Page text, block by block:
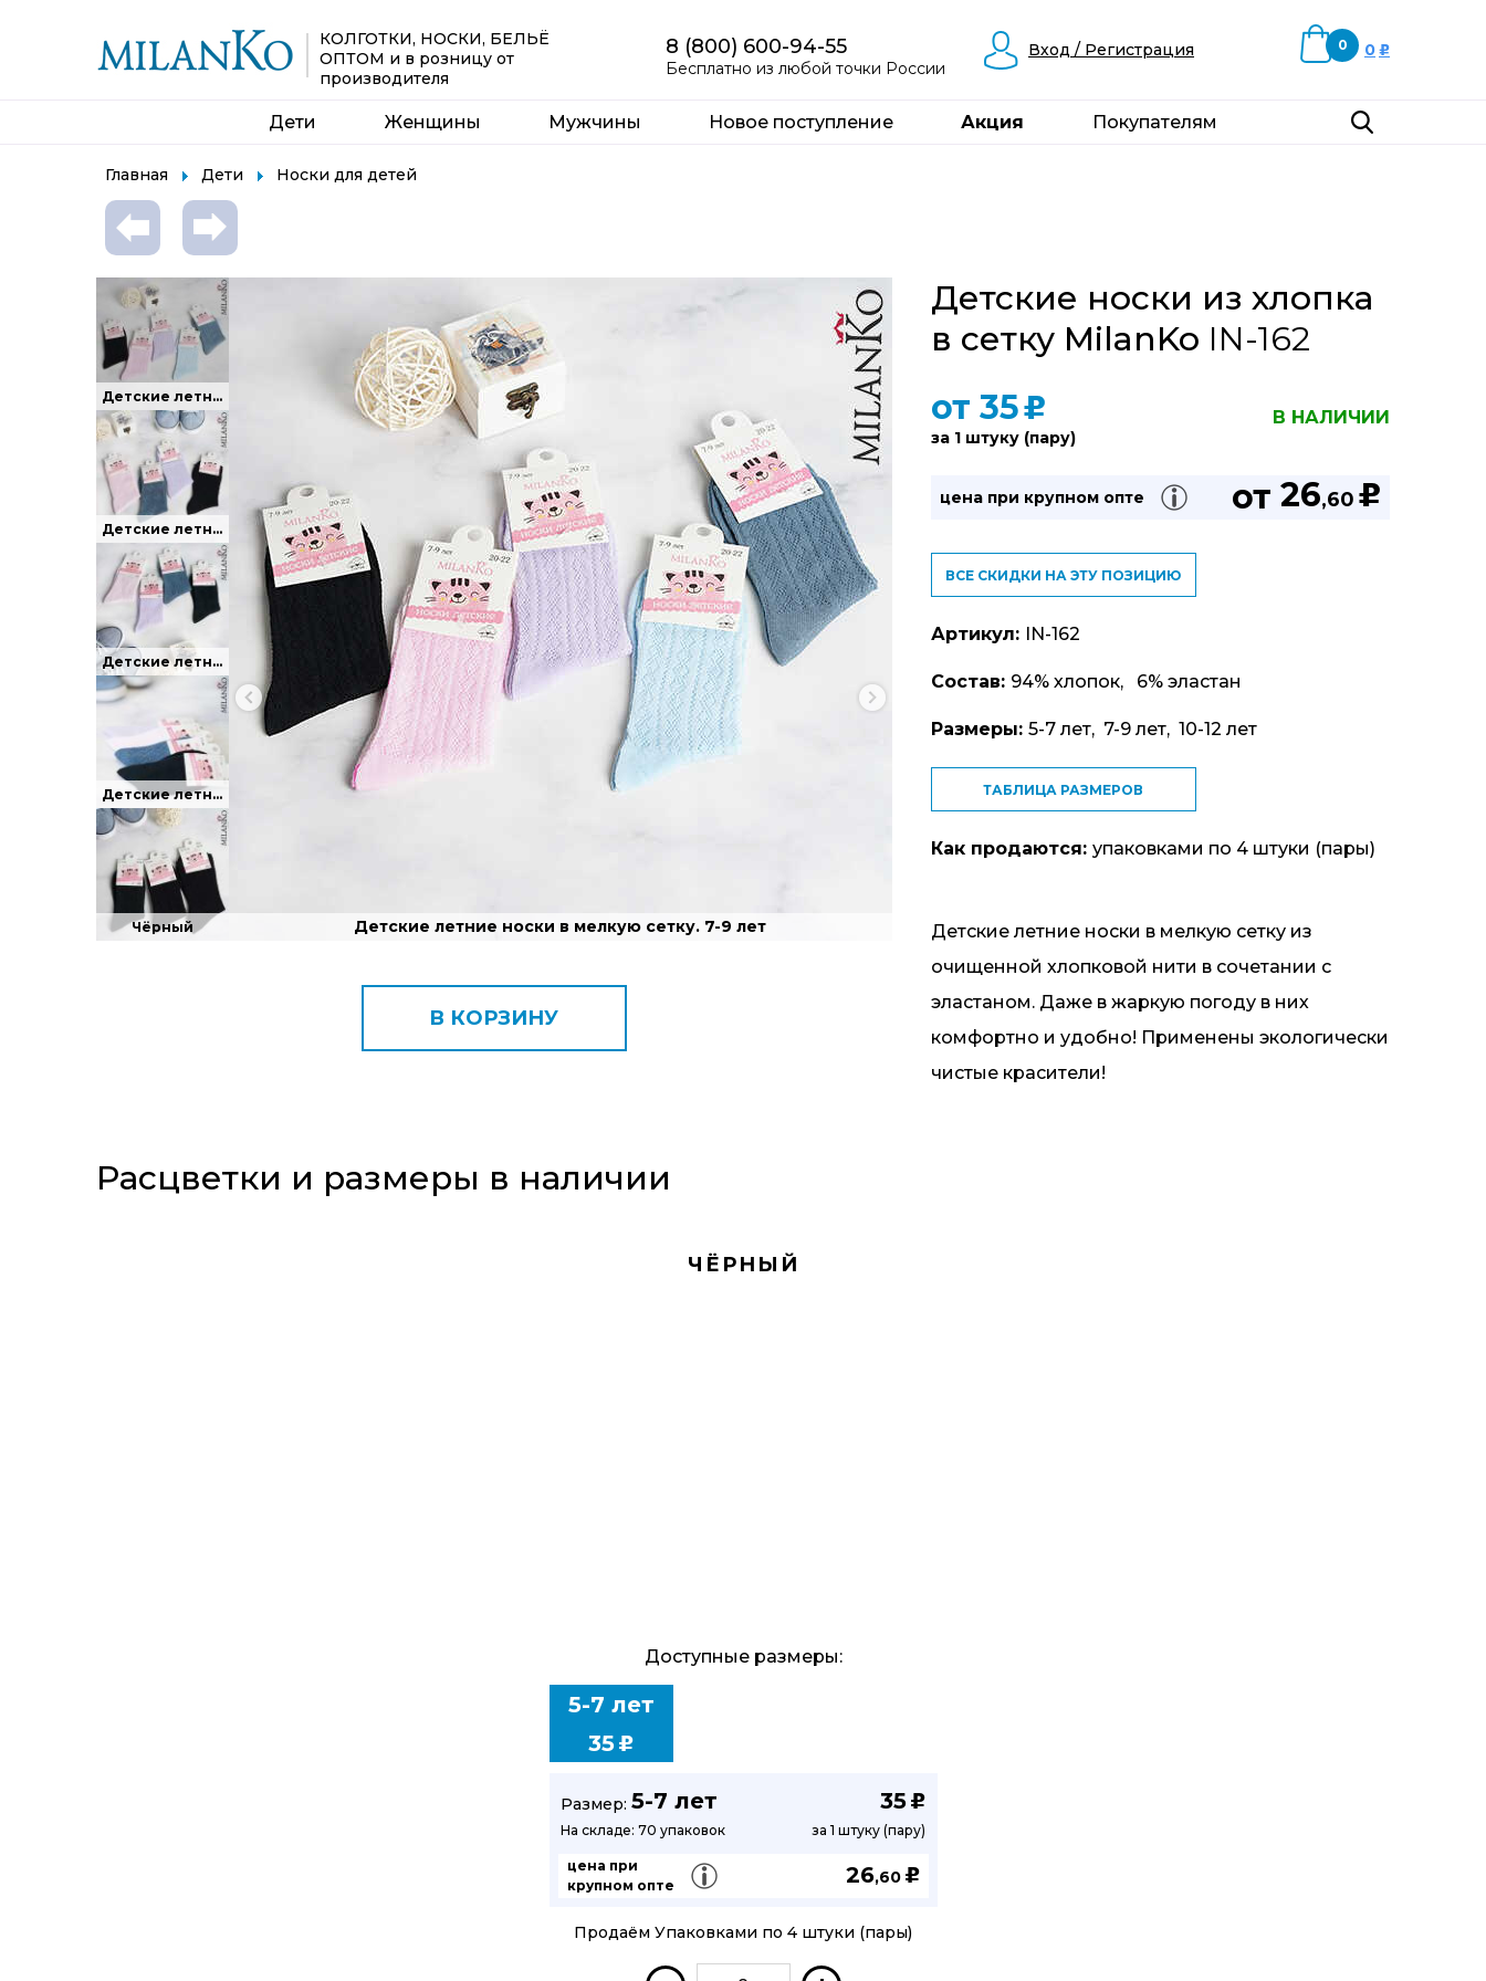
КОЛГОТКИ, НОСКИ, БЕЛЬЁ
ОПТОМ и в розницу от
производителя
Главная Дети Носки для детей
Детские носки из хлопка
в сетку MilanKo IN-162
от 35u
за 1 штуку (пару)
В НАЛИЧИИ
цена при крупном опте от 26,60 u
ВСЕ СКИДКИ НА ЭТУ ПОЗИЦИЮ
Артикул: IN-162
Состав: 94% хлопок, 6% эластан
Размеры: 5-7 лет, 7-9 лет, 10-12 лет
ТАБЛИЦА РАЗМЕРОВ
Как продаются: упаковками по 4 штуки (пары)
Детские летние носки в мелкую сетку из
очищенной хлопковой нити в сочетании с
эластаном. Даже в жаркую погоду в них
комфортно и удобно! Применены экологически
чистые красители!
Детские летние носки в мелкую сетку. 7-9 лет
Детские летние носки в мелкую сетку. 7-9 лет
Детские летние носки в мелкую сетку. 10-12 лет
Детские летние носки в мелкую сетку. 5-7 лет
Детские летние носки в мелкую сетку.
Чёрный
В КОРЗИНУ
Расцветки и размеры в наличии
ЧЁРНЫЙ
Доступные размеры:
5-7 лет
35 u
Размер: 5-7 лет 35 u
На складе: 70 упаковок за 1 штуку (пару)
цена при
крупном опте
26,60 u
Продаём Упаковками по 4 штуки (пары)
8 (800) 600-94-55
Бесплатно из любой точки России
Вход / Регистрация 0 u
0
Дети Женщины Мужчины Новое поступление Акция Покупателям